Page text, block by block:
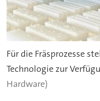
Für die Fräsprozesse
Technologie zur
Hardware)